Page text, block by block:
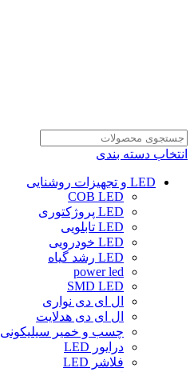
انتخاب دسته بندی
LED و تجهیزات روشنایی
COB LED
LED پروژکتوری
LED تابلویی
LED خودرویی
LED رشد گیاه
power led
SMD LED
ال ای دی نواری
ال ای دی هدلایت
چسب و خمیر سیلیکونی
درایور LED
فلاشر LED